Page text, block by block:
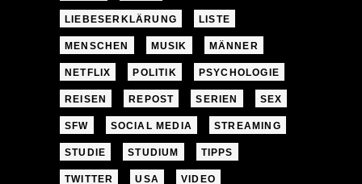
LIEBESERKLÄRUNG LISTE
MENSCHEN MUSIK MÄNNER
NETFLIX POLITIK PSYCHOLOGIE
REISEN REPOST SERIEN SEX
SFW SOCIAL MEDIA STREAMING
STUDIE STUDIUM TIPPS
TWITTER USA VIDEO